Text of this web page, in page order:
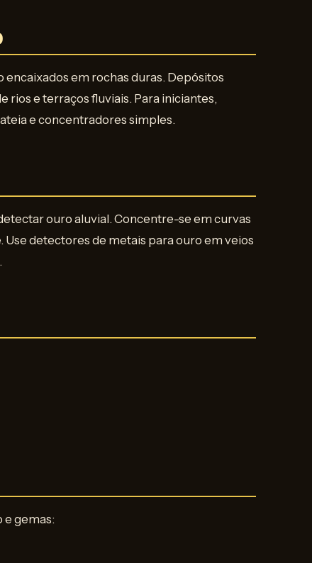
em rochas duras. Depósitos
rios e terraços fluviais. Para iniciantes,
e concentradores simples.
ouro aluvial. Concentre-se em curvas
detectores de metais para ouro em veios
gemas: